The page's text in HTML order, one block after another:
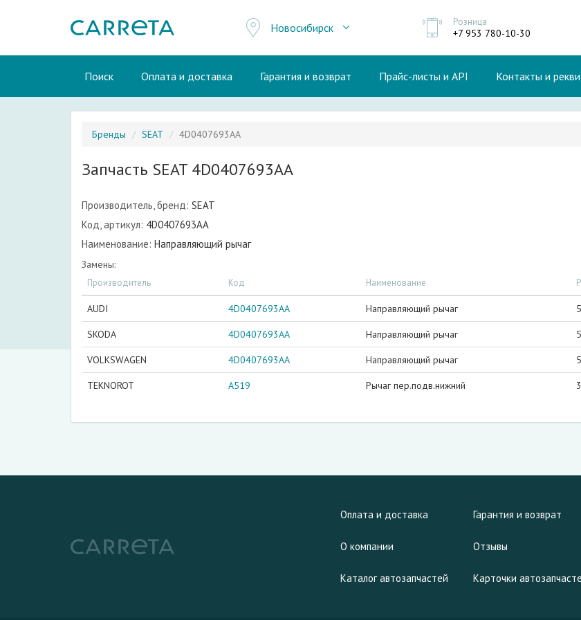
Новосибирск Розница
+7 953 780-10-30
Поиск Оплата и доставка Гарантия и возврат Прайс-листы и API Контакты и
Бренды SEAT 4D0407693AA
Запчасть SEAT 4D0407693AA
Производитель, бренд: SEAT
Код, артикул: 4D0407693AA
Наименование: Направляющий рычаг
Замены:
Производитель Код Наименование
AUDI 4D0407693AA Направляющий рычаг 5
SKODA 4D0407693AA Направляющий рычаг 5
VOLKSWAGEN 4D0407693AA Направляющий рычаг 5
TEKNOROT A519 Рычаг пер.подв.нижний 3
Оплата и доставка Гарантия и возврат
О компании Отзывы
Каталог автозапчастей Карточки